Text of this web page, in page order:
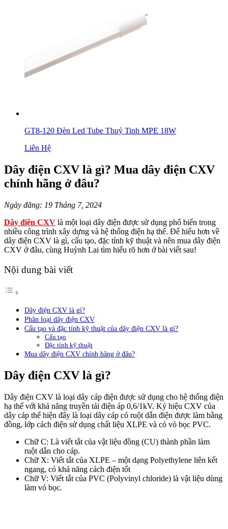
GT8-120 Đèn Led Tube Thuỷ Tinh MPE 18W
Liên Hệ
Dây điện CXV là gì? Mua dây điện CXV
chính hãng ở đâu?
Ngày đăng: 19 Tháng 7, 2024
Dây điện CXV là một loại dây điện được sử dụng phổ biến trong
nhiều công trình xây dựng và hệ thống điện hạ thế. Để hiểu hơn về
dây điện CXV là gì, cấu tạo, đặc tính kỹ thuật và nên mua dây điện
CXV ở đâu, cùng Huỳnh Lai tìm hiểu rõ hơn ở bài viết sau!
Nội dung bài viết
Dây điện CXV là gì?
Phân loại dây điện CXV
Cấu tạo và đặc tính kỹ thuật của dây điện CXV là gì?
Cấu tạo
Đặc tính kỹ thuật
Mua dây điện CXV chính hãng ở đâu?
Dây điện CXV là gì?
Dây điện CXV là loại dây cáp điện được sử dụng cho hệ thống điện
hạ thế với khả năng truyền tải điện áp 0,6/1kV. Ký hiệu CXV của
dây cáp thể hiện đây là loại dây cáp có ruột dẫn điện được làm bằng
đồng, lớp cách điện sử dụng chất liệu XLPE và có vỏ bọc PVC.
Chữ C: Là viết tắt của vật liệu đồng (CU) thành phần làm
ruột dẫn cho cáp.
Chữ X: Viết tắt của XLPE – một dạng Polyethylene liên kết
ngang, có khả năng cách điện tốt
Chữ V: Viết tắt của PVC (Polyvinyl chloride) là vật liệu dùng
làm vỏ bọc.